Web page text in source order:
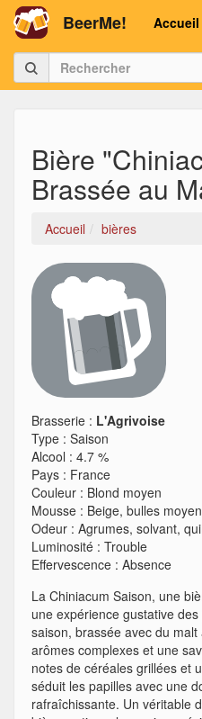
BeerMe! Accueil
Bière
Brassée au
Accueil bières
Brasserie : L'Agrivoise
Type : Saison
Alcool : 4.7 %
Pays : France
Couleur : Blond moyen
Mousse : Beige, bulles
Odeur : Agrumes, solvant,
Luminosité : Trouble
Effervescence : Absence
La Chiniacum Saison, une
une expérience gustative
saison, brassée avec du
arômes complexes et une
notes de céréales grillées et
séduit les papilles avec une
rafraîchissante. Un véritable